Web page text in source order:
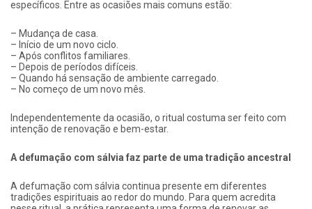
específicos. Entre as ocasiões mais comuns estão:
– Mudança de casa.
– Início de um novo ciclo.
– Após conflitos familiares.
– Depois de períodos difíceis.
– Quando há sensação de ambiente carregado.
– No começo de um novo mês.
Independentemente da ocasião, o ritual costuma ser feito com
intenção de renovação e bem-estar.
A defumação com sálvia faz parte de uma tradição ancestral
A defumação com sálvia continua presente em diferentes
tradições espirituais ao redor do mundo. Para quem acredita